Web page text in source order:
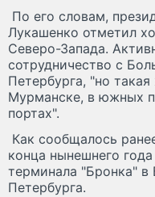
По его словам,
Лукашенко отметил
Северо-Запада.
сотрудничество с
Петербурга, "но
Мурманске, в южных
портах".
Как сообщалось
конца нынешнего
терминала "Бронка"
Петербурга.